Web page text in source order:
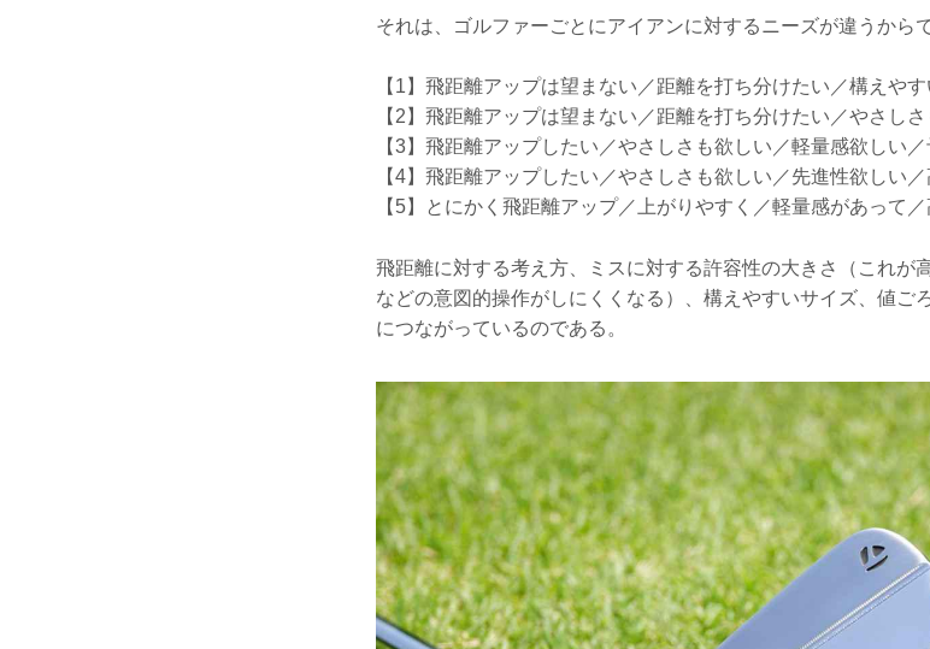
それは、ゴルファーごとにアイアンに対するニーズが違うからで
【1】飛距離アップは望まない／距離を打ち分けたい／構えや
【2】飛距離アップは望まない／距離を打ち分けたい／やさし
【3】飛距離アップしたい／やさしさも欲しい／軽量感欲しい
【4】飛距離アップしたい／やさしさも欲しい／先進性欲しい
【5】とにかく飛距離アップ／上がりやすく／軽量感があって
飛距離に対する考え方、ミスに対する許容性の大きさ（これが
などの意図的操作がしにくくなる）、構えやすいサイズ、値ご
につながっているのである。